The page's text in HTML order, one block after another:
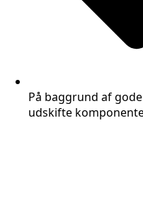
På baggrund af
udskifte